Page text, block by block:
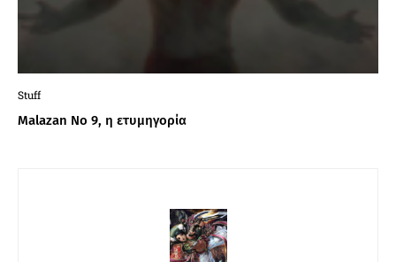
Stuff
Malazan No 9, η ετυμηγορία